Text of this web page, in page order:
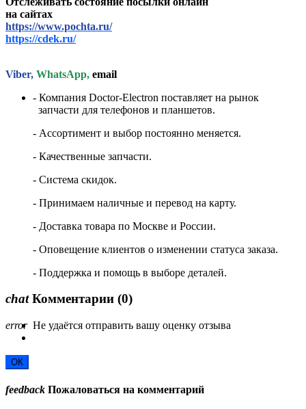
на сайтах
https://www.pochta.ru/
https://cdek.ru/
Viber, WhatsApp, email
- Компания Doctor-Electron поставляет на рынок
запчасти для телефонов и планшетов.
- Ассортимент и выбор постоянно меняется.
- Качественные запчасти.
- Система скидок.
- Принимаем наличные и перевод на карту.
- Доставка товара по Москве и России.
- Оповещение клиентов о изменении статуса заказа.
- Поддержка и помощь в выборе деталей.
chat Комментарии (0)
error Не удаётся отправить вашу оценку отзыва
ОК
feedback Пожаловаться на комментарий